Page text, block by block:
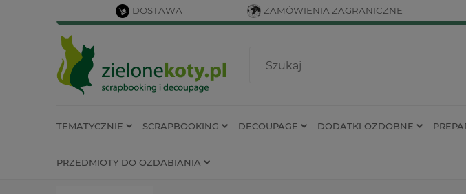
DOSTAWA ZAMÓWIENIA ZAGRANICZNE
TEMATYCZNIE SCRAPBOOKING DECOUPAGE DODATKI OZDOBNE
PRZEDMIOTY DO OZDABIANIA